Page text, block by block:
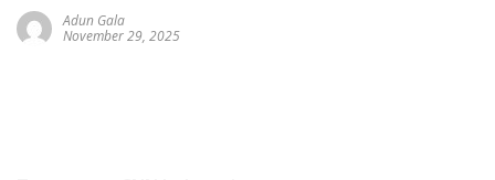
Adun Gala
November 29, 2025